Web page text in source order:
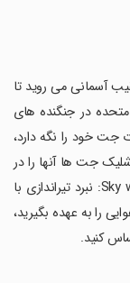
آسمانی می روید تا
متحده در جنگنده های
جت خود را نگه دارد،
جت ها آنها را در
هوا منفجر کنید. می‌توانید با جت جنگنده Sky war 2020: نبرد تیراندازی با
را به عهده بگیرید،
کنید.